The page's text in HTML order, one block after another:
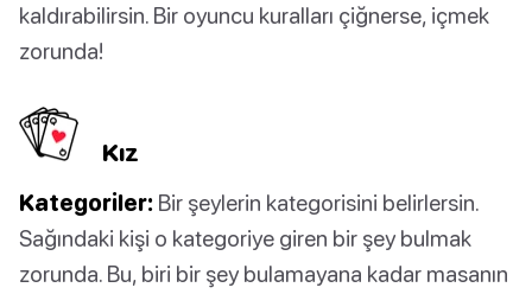
kaldırabilirsin. Bir oyuncu kuralları çiğnerse, içmek
zorunda!
Kız
Kategoriler: Bir şeylerin kategorisini belirlersin.
Sağındaki kişi o kategoriye giren bir şey bulmak
zorunda. Bu, biri bir şey bulamayana kadar masanın